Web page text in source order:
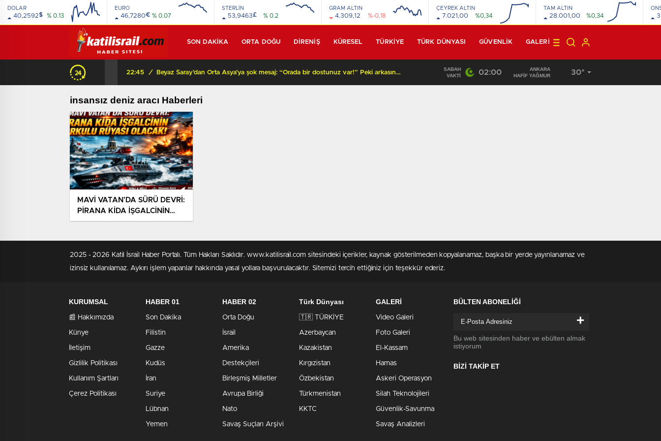
DOLAR
40,2592$ % 0.13
EURO
46,7280€ % 0.07
STERLİN
53,9463£ % 0.2
GRAM ALTIN
4.309,12 %-0,18
ÇEYREK ALTIN
7.021,00 %0,34
TAM ALTIN
28.001,00 %0,34
SON DAKİKA ORTA DOĞU DİRENİŞ KÜRESEL TÜRKİYE TÜRK DÜNYASI GÜVENLİK GALERI
22:45 / Beyaz Saray’dan Orta Asya’ya şok mesaj: “Orada bir dostunuz var!” Peki arkasında ne var? 22:10 /
SABAH
VAKTI
02:00
ANKARA
HAFİF YAĞMUR
30°
insansız deniz aracı Haberleri
MAVİ VATAN’DA SÜRÜ DEVRİ:
PİRANA KİDA İŞGALCİNİN
KORKULU RÜYASI OLACAK!
2025 - 2026 Katil İsrail Haber Portalı. Tüm Hakları Saklıdır. www.katilisrail.com sitesindeki içerikler, kaynak gösterilmeden kopyalanamaz, başka bir yerde yayınlanamaz ve
izinsiz kullanılamaz. Aykırı işlem yapanlar hakkında yasal yollara başvurulacaktır. Sitemizi tercih ettiğiniz için teşekkür ederiz.
KURUMSAL
📰 Hakkımızda
Künye
İletişim
Gizlilik Politikası
Kullanım Şartları
Çerez Politikası
HABER 01
Son Dakika
Filistin
Gazze
Kudüs
İran
Suriye
Lübnan
Yemen
HABER 02
Orta Doğu
İsrail
Amerika
Destekçileri
Birleşmiş Milletler
Avrupa Birliği
Nato
Savaş Suçları Arşivi
Türk Dünyası
🇹🇷 TÜRKİYE
Azerbaycan
Kazakistan
Kırgızistan
Özbekistan
Türkmenistan
KKTC
GALERİ
Video Galeri
Foto Galeri
El-Kassam
Hamas
Askeri Operasyon
Silah Teknolojileri
Güvenlik-Savunma
Savaş Analizleri
BÜLTEN ABONELİĞİ
+
Bu web sitesinden haber ve ebülten almak
istiyorum
BİZİ TAKİP ET